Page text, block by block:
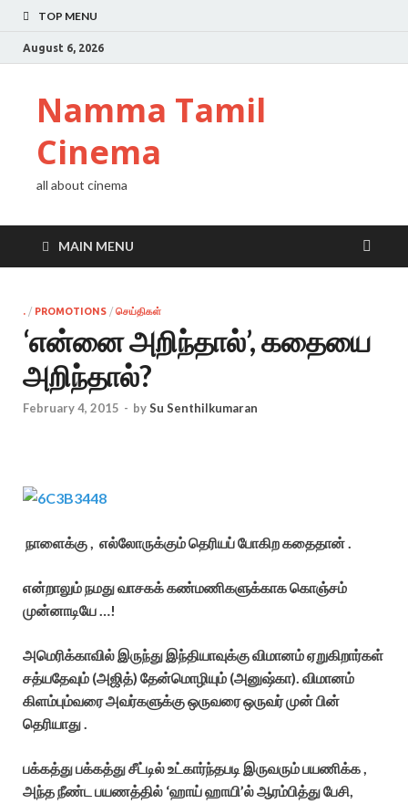
TOP MENU
August 6, 2026
Namma Tamil
Cinema
all about cinema
MAIN MENU
. / PROMOTIONS / செய்திகள்
‘என்னை அறிந்தால்’, கதையை
அறிந்தால்?
February 4, 2015 - bySu Senthilkumaran
நாளைக்கு , எல்லோருக்கும் தெரியப் போகிற கதைதான் .
என்றாலும் நமது வாசகக் கண்மணிகளுக்காக கொஞ்சம்
முன்னாடியே …!
அமெரிக்காவில் இருந்து இந்தியாவுக்கு விமானம் ஏறுகிறார்கள்
சத்யதேவும் (அஜித்) தேன்மொழியும் (அனுஷ்கா). விமானம்
கிளம்பும்வரை அவர்களுக்கு ஒருவரை ஒருவர் முன் பின்
தெரியாது .
பக்கத்து பக்கத்து சீட்டில் உட்கார்ந்தபடி இருவரும் பயணிக்க ,
அந்த நீண்ட பயணத்தில் ‘ஹாய் ஹாயி’ல் ஆரம்பித்து பேசி,